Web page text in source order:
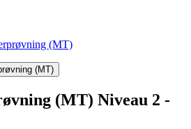
(MT)
(MT)
(MT) Niveau 2 -